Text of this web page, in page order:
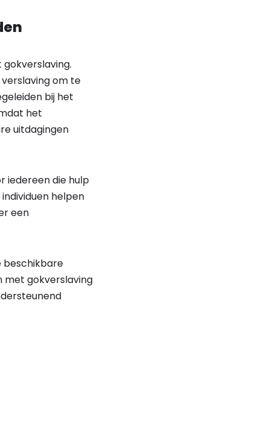
om te
bij het
het
uitdagingen
iedereen die hulp
helpen
een
beschikbare
met gokverslaving